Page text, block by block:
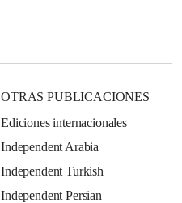
OTRAS PUBLICACIONES
Ediciones internacionales
Independent Arabia
Independent Turkish
Independent Persian